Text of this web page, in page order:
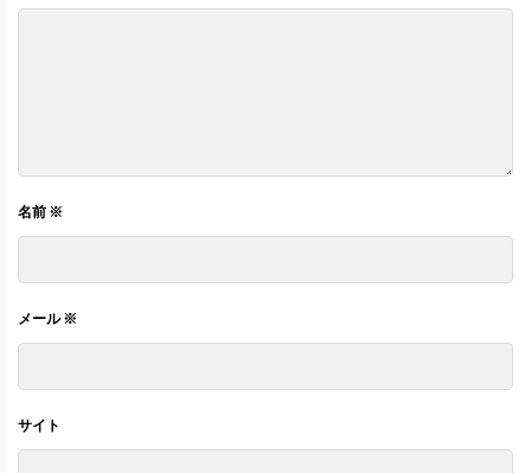
名前 ※
メール※
サイト